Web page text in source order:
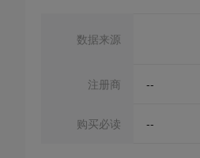
数据来源
注册商 --
购买必读 --